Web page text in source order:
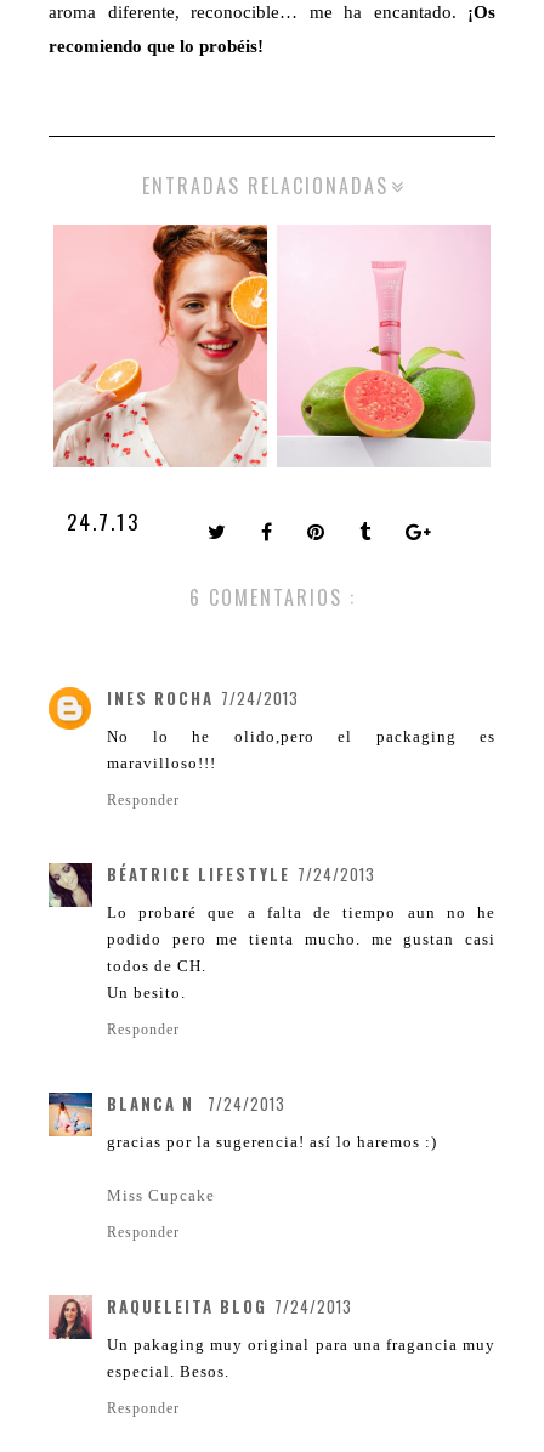
aroma diferente, reconocible… me ha encantado. ¡Os
recomiendo que lo probéis!
ENTRADAS RELACIONADAS
24.7.13
6 COMENTARIOS :
INES ROCHA 7/24/2013
No lo he olido,pero el packaging es
maravilloso!!!
Responder
BÉATRICE LIFESTYLE 7/24/2013
Lo probaré que a falta de tiempo aun no he
podido pero me tienta mucho. me gustan casi
todos de CH.
Un besito.
Responder
BLANCA N 7/24/2013
gracias por la sugerencia! así lo haremos :)
Miss Cupcake
Responder
RAQUELEITA BLOG 7/24/2013
Un pakaging muy original para una fragancia muy
especial. Besos.
Responder